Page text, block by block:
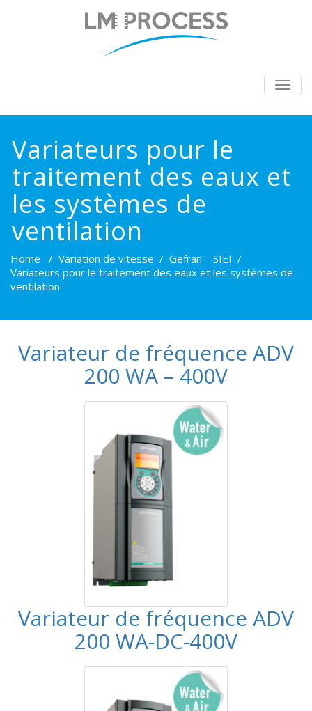
LA
Variateurs pour le
traitement des eaux et
les systèmes de
ventilation
Home / Variation de vitesse / Gefran – SIEI /
Variateurs pour le traitement des eaux et les systèmes de
ventilation
Variateur de fréquence ADV
200 WA – 400V
Variateur de fréquence ADV
200 WA-DC-400V